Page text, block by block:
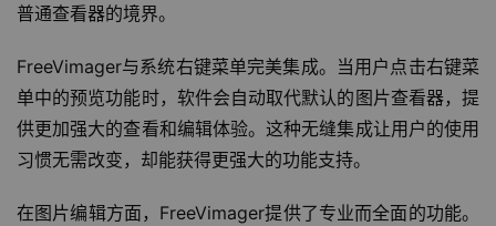
普通查看器的境界。
FreeVimager与系统右键菜单完美集成。当用户点击右键菜
单中的预览功能时，软件会自动取代默认的图片查看器，提
供更加强大的查看和编辑体验。这种无缝集成让用户的使用
习惯无需改变，却能获得更强大的功能支持。
在图片编辑方面，FreeVimager提供了专业而全面的功能。